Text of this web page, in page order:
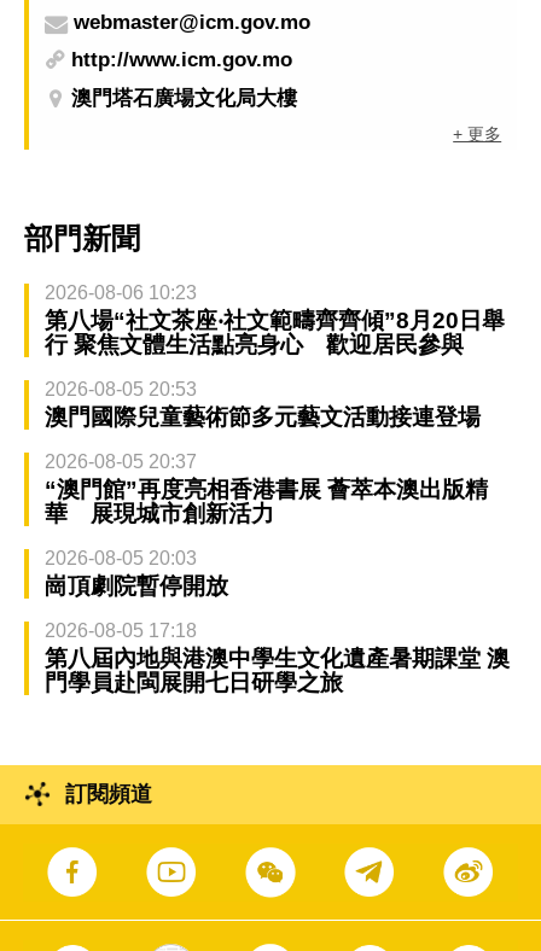
webmaster@icm.gov.mo
http://www.icm.gov.mo
澳門塔石廣場文化局大樓
+ 更多
部門新聞
2026-08-06 10:23
第八場“社文茶座‧社文範疇齊齊傾”8月20日舉
行 聚焦文體生活點亮身心 歡迎居民參與
2026-08-05 20:53
澳門國際兒童藝術節多元藝文活動接連登場
2026-08-05 20:37
“澳門館”再度亮相香港書展 薈萃本澳出版精
華 展現城市創新活力
2026-08-05 20:03
崗頂劇院暫停開放
2026-08-05 17:18
第八屆內地與港澳中學生文化遺產暑期課堂 澳
門學員赴閩展開七日研學之旅
訂閱頻道